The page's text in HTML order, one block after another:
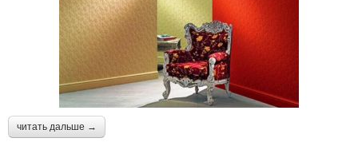
читать дальше →